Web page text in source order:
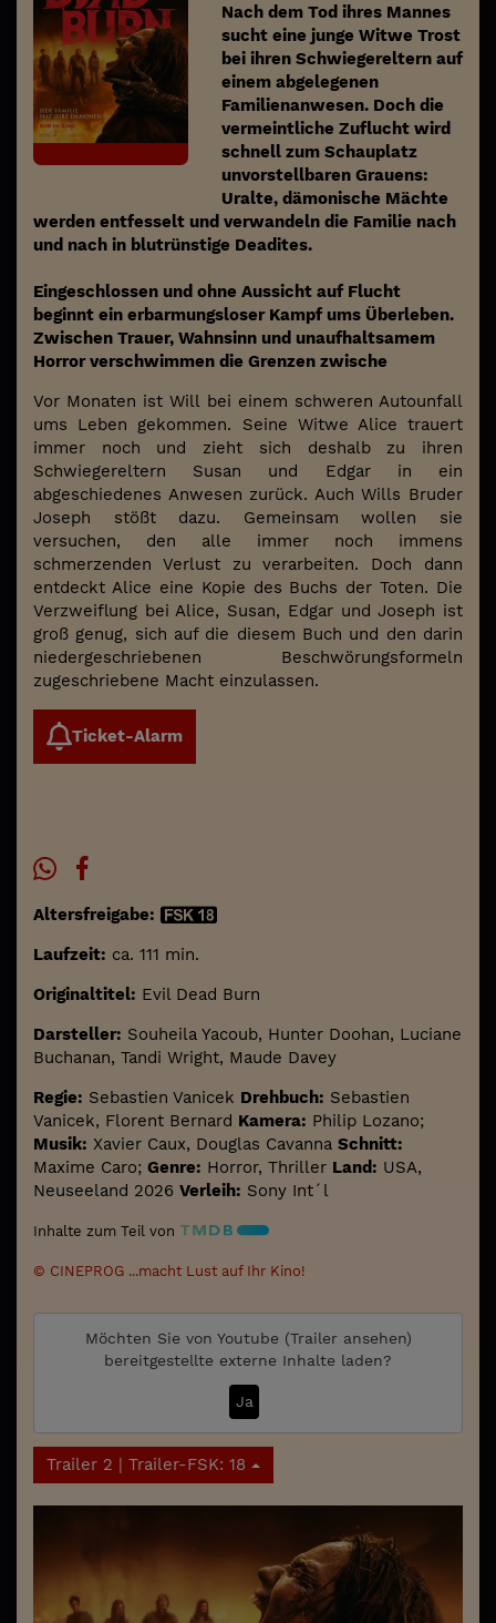
Nach dem Tod ihres Mannes
sucht eine junge Witwe Trost
bei ihren Schwiegereltern auf
einem abgelegenen
Familienanwesen. Doch die
vermeintliche Zuflucht wird
schnell zum Schauplatz
unvorstellbaren Grauens:
Uralte, dämonische Mächte
werden entfesselt und verwandeln die Familie nach
und nach in blutrünstige Deadites.
Eingeschlossen und ohne Aussicht auf Flucht
beginnt ein erbarmungsloser Kampf ums Überleben.
Zwischen Trauer, Wahnsinn und unaufhaltsamem
Horror verschwimmen die Grenzen zwische
Vor Monaten ist Will bei einem schweren Autounfall
ums Leben gekommen. Seine Witwe Alice trauert
immer noch und zieht sich deshalb zu ihren
Schwiegereltern Susan und Edgar in ein
abgeschiedenes Anwesen zurück. Auch Wills Bruder
Joseph stößt dazu. Gemeinsam wollen sie
versuchen, den alle immer noch immens
schmerzenden Verlust zu verarbeiten. Doch dann
entdeckt Alice eine Kopie des Buchs der Toten. Die
Verzweiflung bei Alice, Susan, Edgar und Joseph ist
groß genug, sich auf die diesem Buch und den darin
niedergeschriebenen Beschwörungsformeln
zugeschriebene Macht einzulassen.
Ticket-Alarm
Altersfreigabe:
Laufzeit: ca. 111 min.
Originaltitel: Evil Dead Burn
Darsteller: Souheila Yacoub, Hunter Doohan, Luciane
Buchanan, Tandi Wright, Maude Davey
Regie: Sebastien Vanicek Drehbuch: Sebastien
Vanicek, Florent Bernard Kamera: Philip Lozano;
Musik: Xavier Caux, Douglas Cavanna Schnitt:
Maxime Caro; Genre: Horror, Thriller Land: USA,
Neuseeland 2026 Verleih: Sony Int´l
Inhalte zum Teil von
© CINEPROG ...macht Lust auf Ihr Kino!
Möchten Sie von Youtube (Trailer ansehen)
bereitgestellte externe Inhalte laden?
Ja
Trailer 2 | Trailer-FSK: 18